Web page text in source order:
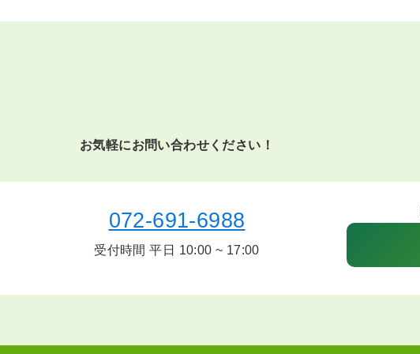
お気軽にお問い合わせください！
072-691-6988
受付時間 平日 10:00 ~ 17:00